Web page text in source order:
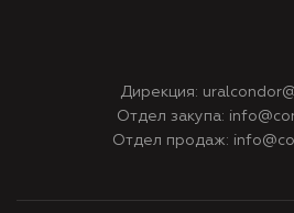
Дирекция:
Отдел закупа:
Отдел продаж: